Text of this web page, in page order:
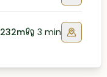
232m 3 min